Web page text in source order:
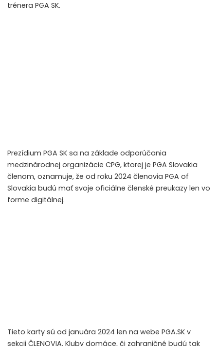
trénera PGA SK.
Prezídium PGA SK sa na základe odporúčania
medzinárodnej organizácie CPG, ktorej je PGA Slovakia
členom, oznamuje, že od roku 2024 členovia PGA of
Slovakia budú mať svoje oficiálne členské preukazy len vo
forme digitálnej.
Tieto karty sú od januára 2024 len na webe PGA.SK v
sekcii ČLENOVIA. Kluby domáce, či zahraničné budú tak